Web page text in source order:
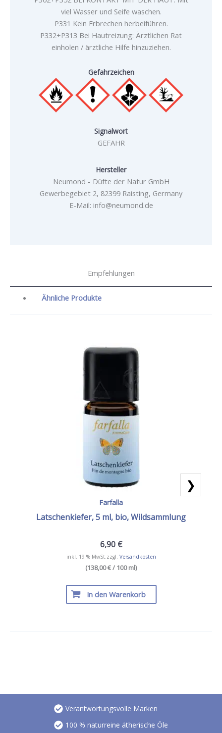
viel Wasser und Seife waschen.
P331 Kein Erbrechen herbeiführen.
P332+P313 Bei Hautreizung: Ärztlichen Rat
einholen / ärztliche Hilfe hinzuziehen.
Gefahrzeichen
Signalwort
GEFAHR
Hersteller
Neumond - Düfte der Natur GmbH
Gewerbegebiet 2, 82399 Raisting, Germany
E-Mail: info@neumond.de
Empfehlungen
Ähnliche Produkte
Farfalla
Latschenkiefer, 5 ml, bio, Wildsammlung
6,90 €
inkl. 19 % MwSt. zzgl. Versandkosten
(138,00 € / 100 ml)
In den Warenkorb
❯
Verantwortungsvolle Marken
100 % naturreine ätherische Öle